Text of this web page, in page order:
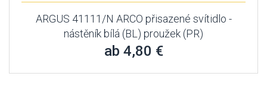
ARGUS 41111/N ARCO přisazené svítidlo -
nástěník bílá (BL) proužek (PR)
ab 4,80 €